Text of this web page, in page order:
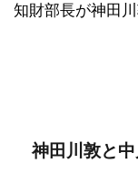
知財部長が神田川
神田川敦と